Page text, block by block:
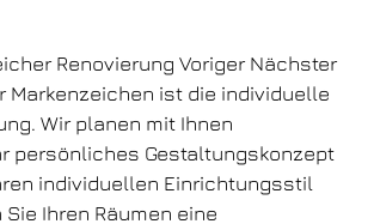
Renovierung Voriger Nächster
Markenzeichen ist die individuelle
Wir planen mit Ihnen
persönliches Gestaltungskonzept
individuellen Einrichtungsstil
Sie Ihren Räumen eine